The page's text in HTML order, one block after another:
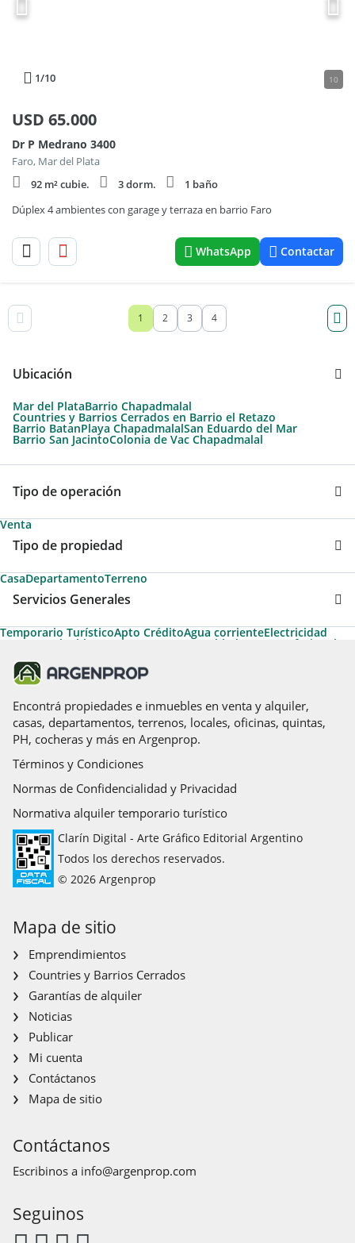
1/10 10
USD 65.000
Dr P Medrano 3400
Faro, Mar del Plata
92 m² cubie.
3 dorm.
1 baño
Dúplex 4 ambientes con garage y terraza en barrio Faro
WhatsApp Contactar
1 2 3 4
Ubicación
Mar del PlataBarrio Chapadmalal
Countries y Barrios Cerrados en Barrio el Retazo
Barrio BatanPlaya ChapadmalalSan Eduardo del Mar
Barrio San JacintoColonia de Vac Chapadmalal
Tipo de operación
Venta
Tipo de propiedad
CasaDepartamentoTerreno
Servicios Generales
Temporario TurísticoApto CréditoAgua corrienteElectricidad
Gas natural Cable Permite Mascotas Amoblado Apto Profesional
Encontrá propiedades e inmuebles en venta y alquiler,
casas, departamentos, terrenos, locales, oficinas, quintas,
PH, cocheras y más en Argenprop.
Términos y Condiciones
Normas de Confidencialidad y Privacidad
Normativa alquiler temporario turístico
Clarín Digital - Arte Gráfico Editorial Argentino
Todos los derechos reservados.
© 2026 Argenprop
Mapa de sitio
Emprendimientos
Countries y Barrios Cerrados
Garantías de alquiler
Noticias
Publicar
Mi cuenta
Contáctanos
Mapa de sitio
Contáctanos
Escribinos a info@argenprop.com
Seguinos